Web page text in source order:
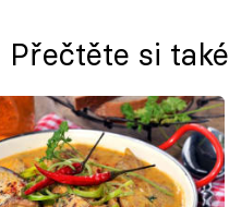
Přečtěte si také